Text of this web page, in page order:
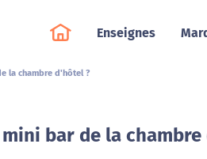
Enseignes
la chambre d'hôtel ?
bar de la